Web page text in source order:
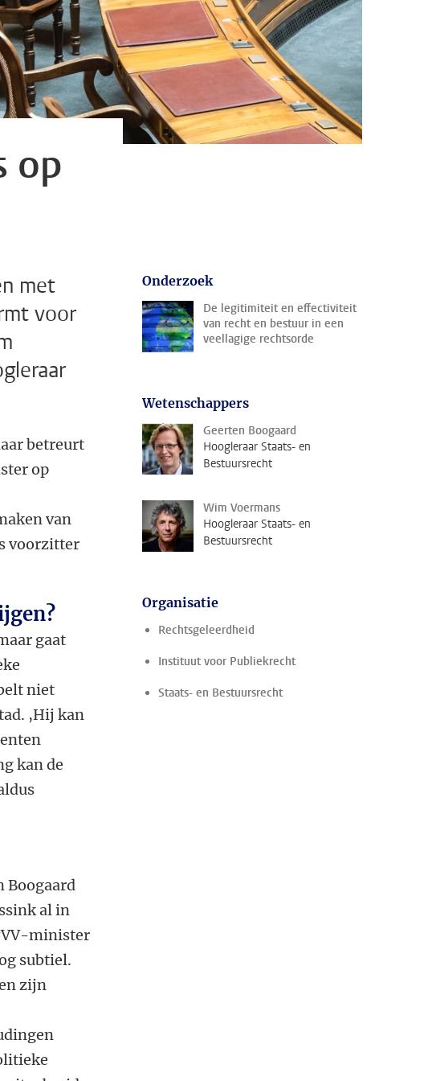
op
met
voor
betreurt
op
van
voorzitter
gaat
niet
,Hij kan
kan de
Boogaard
al in
minister
subtiel.
zijn
Onderzoek
De legitimiteit en effectiviteit
van recht en bestuur in een
veellagige rechtsorde
Wetenschappers
Geerten Boogaard
Hoogleraar Staats- en
Bestuursrecht
Wim Voermans
Hoogleraar Staats- en
Bestuursrecht
Organisatie
Rechtsgeleerdheid
Instituut voor Publiekrecht
Staats- en Bestuursrecht